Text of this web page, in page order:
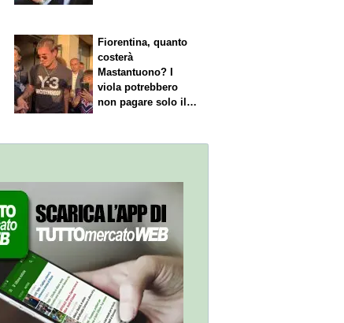
Fiorentina, quanto
costerà
Mastantuono? I
viola potrebbero
non pagare solo il